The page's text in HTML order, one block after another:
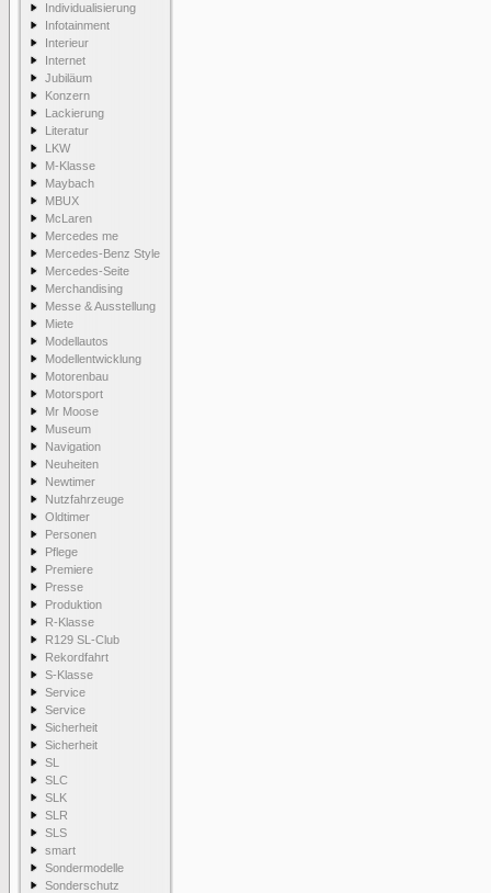
Individualisierung
Infotainment
Interieur
Internet
Jubiläum
Konzern
Lackierung
Literatur
LKW
M-Klasse
Maybach
MBUX
McLaren
Mercedes me
Mercedes-Benz Style
Mercedes-Seite
Merchandising
Messe & Ausstellung
Miete
Modellautos
Modellentwicklung
Motorenbau
Motorsport
Mr Moose
Museum
Navigation
Neuheiten
Newtimer
Nutzfahrzeuge
Oldtimer
Personen
Pflege
Premiere
Presse
Produktion
R-Klasse
R129 SL-Club
Rekordfahrt
S-Klasse
Service
Service
Sicherheit
Sicherheit
SL
SLC
SLK
SLR
SLS
smart
Sondermodelle
Sonderschutz